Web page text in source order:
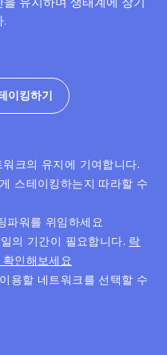
이킹하기
워크의 유지에 기여합니다.
스테이킹하는지 따라할 수
파워를 위임하세요
의 기간이 필요합니다. 락
인해보세요
용할 네트워크를 선택할 수